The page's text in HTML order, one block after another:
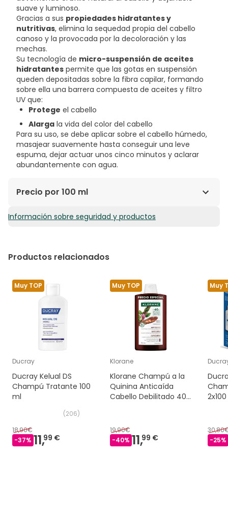
suave y luminoso.
Gracias a sus propiedades hidratantes y
nutritivas, elimina la sequedad propia del cabello
canoso y la provocada por la decoloración y las
mechas.
Su tecnología de micro-suspensión de aceites
hidratantes permite que las gotas en suspensión
queden depositadas sobre la fibra capilar, formando
sobre ella una barrera compuesta de aceites y filtro
UV que:
Protege el cabello
Alarga la vida del color del cabello
Para su uso, se debe aplicar sobre el cabello húmedo,
masajear suavemente hasta conseguir una leve
espuma, dejar actuar unos cinco minutos y aclarar
abundantemente con agua.
Precio por 100 ml
9,29€ / 100 ml
Información sobre seguridad y productos
Productos relacionados
Muy TOP
Ducray
Ducray Kelual DS
Champú Tratante 100
ml
(206)
18,90€
-37% 11,99 €
Muy TOP
Klorane
Klorane Champú a la
Quinina Anticaída
Cabello Debilitado 400
19,90€
-40% 11,99 €
Muy
-25%